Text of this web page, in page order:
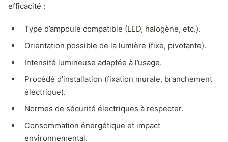
efficacité :
Type d’ampoule compatible (LED, halogène, etc.).
Orientation possible de la lumière (fixe, pivotante).
Intensité lumineuse adaptée à l’usage.
Procédé d’installation (fixation murale, branchement
électrique).
Normes de sécurité électriques à respecter.
Consommation énergétique et impact
environnemental.